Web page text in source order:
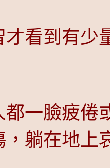
才看到有少
都一臉疲倦
，躺在地上